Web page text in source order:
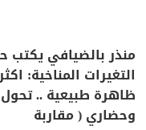
منذر بالضيافي يكتب
التغيرات المناخية:
ظاهرة طبيعية ..
وحضاري ( مقاربة